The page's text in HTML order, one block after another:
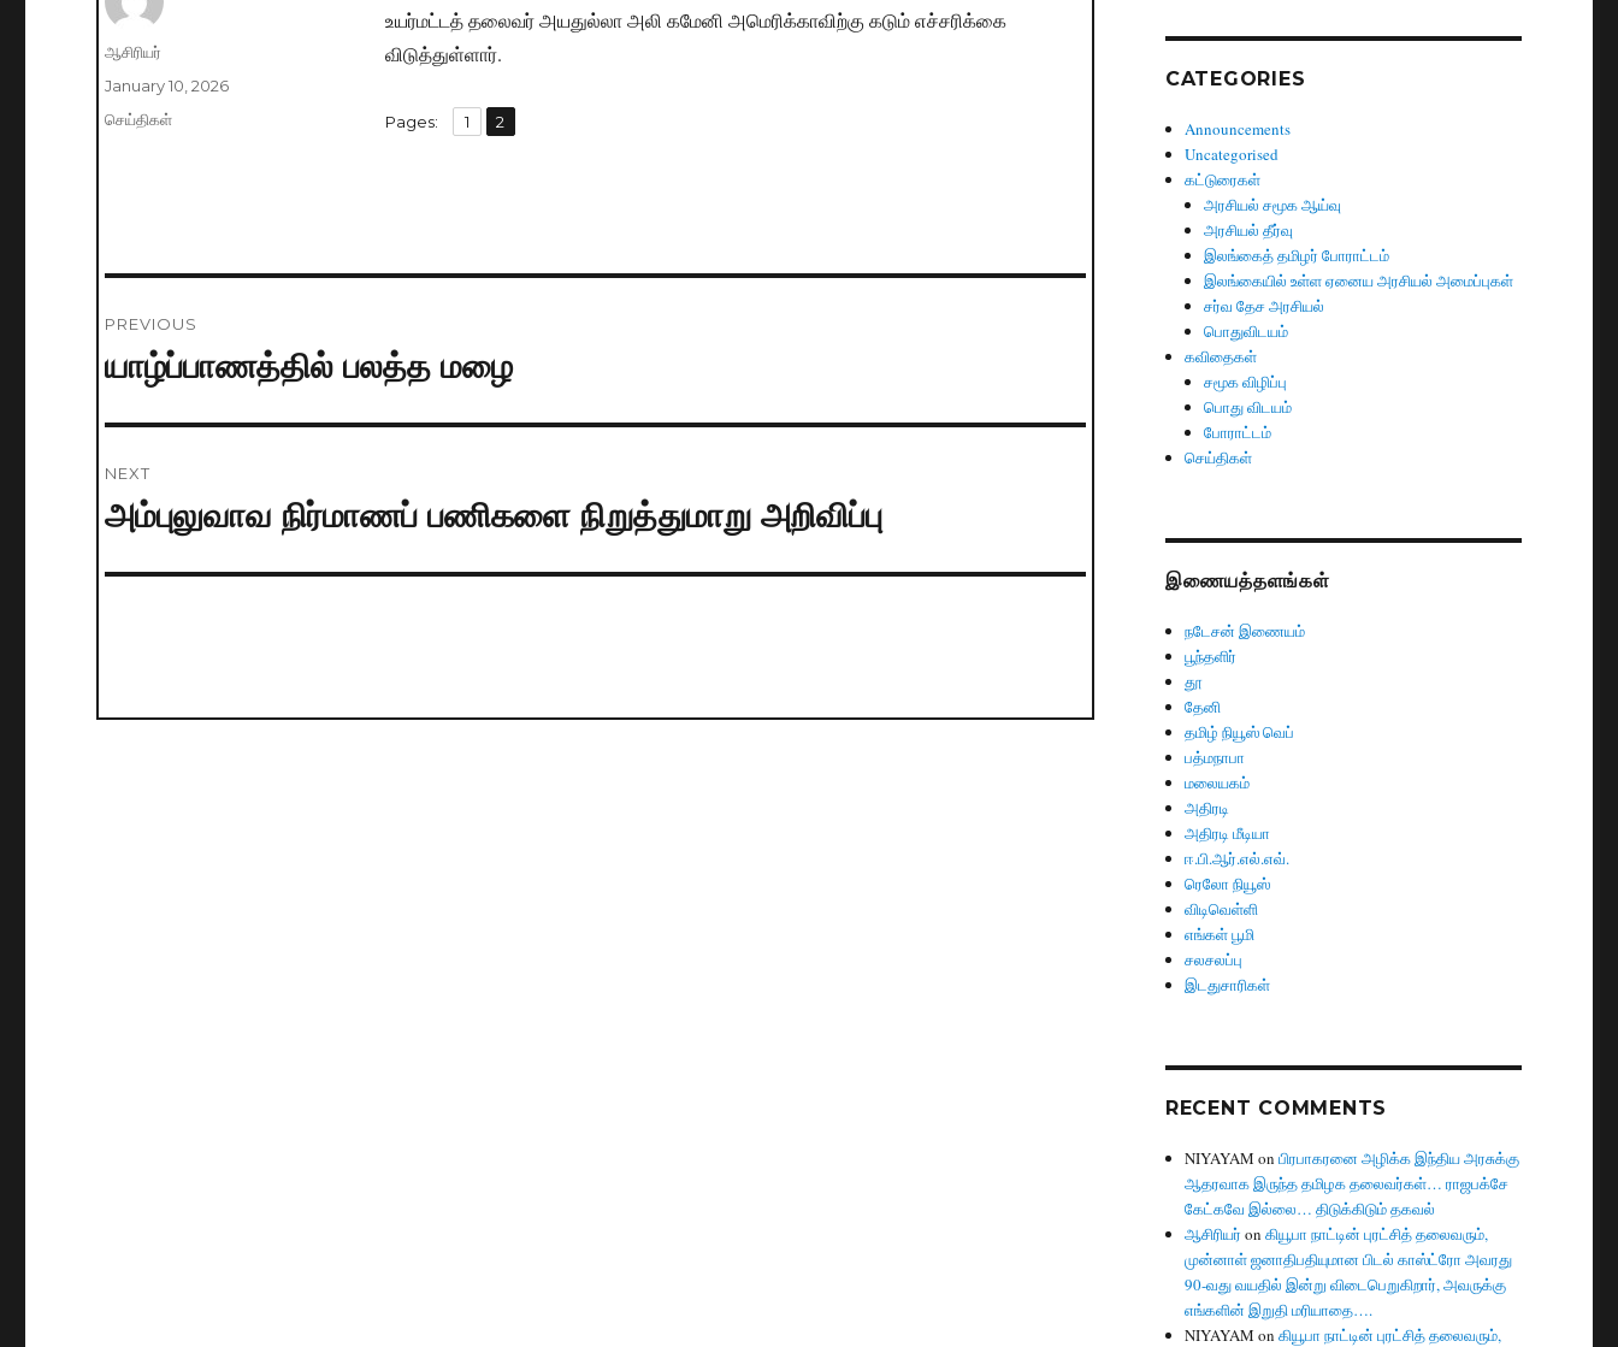
உயர்மட்டத் தலைவர் அயதுல்லா அலி கமேனி அமெரிக்காவிற்கு கடும் எச்சரிக்கை
விடுத்துள்ளார்.
Pages: Page
1 ,
Page
2
Author
ஆசிரியர்
Posted
on
January 10, 2026
Categories
செய்திகள்
navigation
PREVIOUS
Previous
post:
யாழ்ப்பாணத்தில் பலத்த மழை
NEXT
Next
அம்புலுவாவ நிர்மாணப் பணிகளை நிறுத்துமாறு அறிவிப்பு
CATEGORIES
Announcements
Uncategorised
கட்டுரைகள்
அரசியல் சமூக ஆய்வு
அரசியல் தீர்வு
இலங்கைத் தமிழர் போராட்டம்
இலங்கையில் உள்ள ஏனைய அரசியல் அமைப்புகள்
சர்வ தேச அரசியல்
பொதுவிடயம்
கவிதைகள்
சமூக விழிப்பு
பொது விடயம்
போராட்டம்
செய்திகள்
இணையத்தளங்கள்
நடேசன் இணையம்
பூந்தளிர்
தூ
தேனி
தமிழ் நியூஸ் வெப்
பத்மநாபா
மலையகம்
அதிரடி
அதிரடி மீடியா
ஈ.பி.ஆர்.எல்.எவ்.
ரெலோ நியூஸ்
விடிவெள்ளி
எங்கள் பூமி
சலசலப்பு
இடதுசாரிகள்
RECENT COMMENTS
NIYAYAM onபிரபாகரனை அழிக்க இந்திய அரசுக்கு
ஆதரவாக இருந்த தமிழக தலைவர்கள்… ராஜபக்சே
கேட்கவே இல்லை… திடுக்கிடும் தகவல்
ஆசிரியர் onகியூபா நாட்டின் புரட்சித் தலைவரும்,
முன்னாள் ஜனாதிபதியுமான பிடல் காஸ்ட்ரோ அவரது
90-வது வயதில் இன்று விடைபெறுகிறார், அவருக்கு
எங்களின் இறுதி மரியாதை….
NIYAYAM onகியூபா நாட்டின் புரட்சித் தலைவரும்,